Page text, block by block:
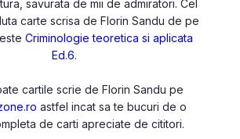
savurata de mii de admiratori. Cel
carte scrisa de Florin Sandu de pe
esteCriminologie teoretica si aplicata
Ed.6.
cartile scrie de Florin Sandu pe
astfel incat sa te bucuri de o
de carti apreciate de cititori.